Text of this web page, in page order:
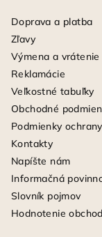
Doprava a platba
Zľavy
Výmena a
Reklamácie
Veľkostné tabuľky
Obchodné
Podmienky
Kontakty
Napíšte nám
Informačná
Slovník pojmov
Hodnotenie